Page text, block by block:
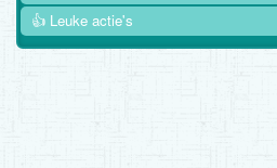
👍 Leuke actie's